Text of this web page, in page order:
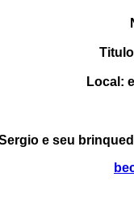
Local:
e seu